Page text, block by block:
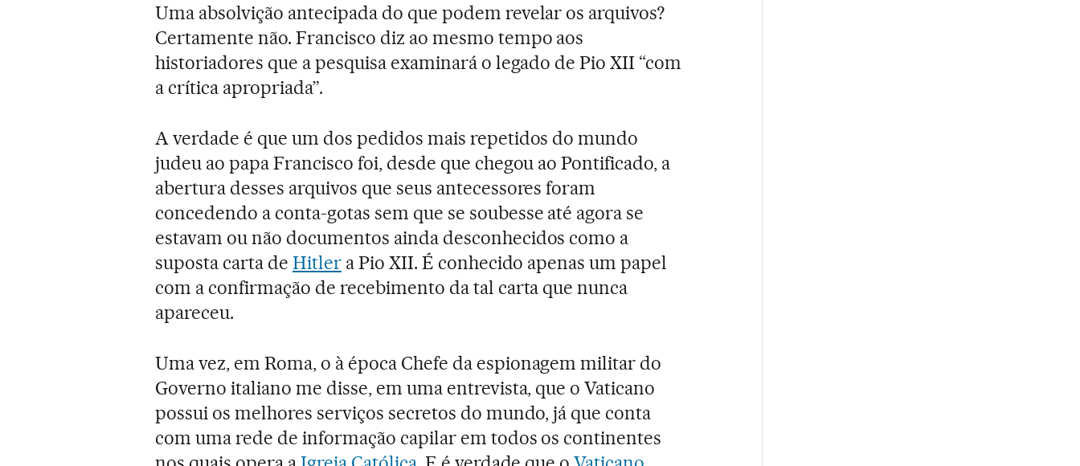
Uma absolvição antecipada do que podem revelar os arquivos?
Certamente não. Francisco diz ao mesmo tempo aos
historiadores que a pesquisa examinará o legado de Pio XII “com
a crítica apropriada”.
A verdade é que um dos pedidos mais repetidos do mundo
judeu ao papa Francisco foi, desde que chegou ao Pontificado, a
abertura desses arquivos que seus antecessores foram
concedendo a conta-gotas sem que se soubesse até agora se
estavam ou não documentos ainda desconhecidos como a
suposta carta deHitlera Pio XII. É conhecido apenas um papel
com a confirmação de recebimento da tal carta que nunca
apareceu.
Uma vez, em Roma, o à época Chefe da espionagem militar do
Governo italiano me disse, em uma entrevista, que o Vaticano
possui os melhores serviços secretos do mundo, já que conta
com uma rede de informação capilar em todos os continentes